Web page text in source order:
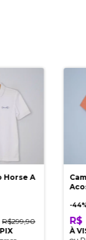
Horse A
R$299,90
-44
R$
À